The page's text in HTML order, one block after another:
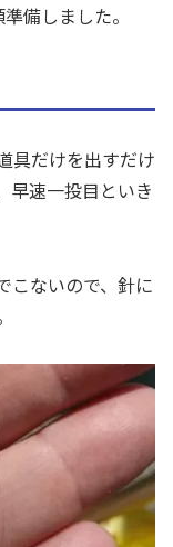
備しました。
具だけを出すだけ
早速一投目といき
こないので、針に